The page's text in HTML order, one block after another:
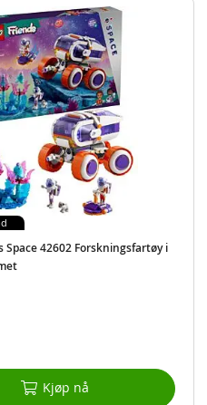
Space 42602 Forskningsfartøy i
Kjøp nå